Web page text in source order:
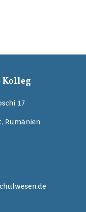
Kolleg
17
Rumänien